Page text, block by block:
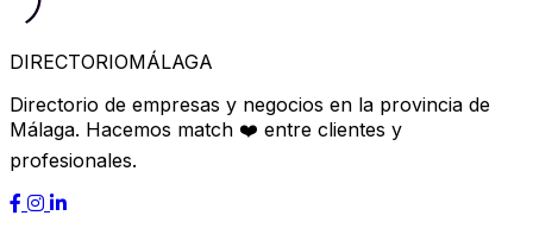
DIRECTORIOMÁLAGA
Directorio de empresas y negocios en la provincia de
Málaga. Hacemos match ❤️ entre clientes y
profesionales.